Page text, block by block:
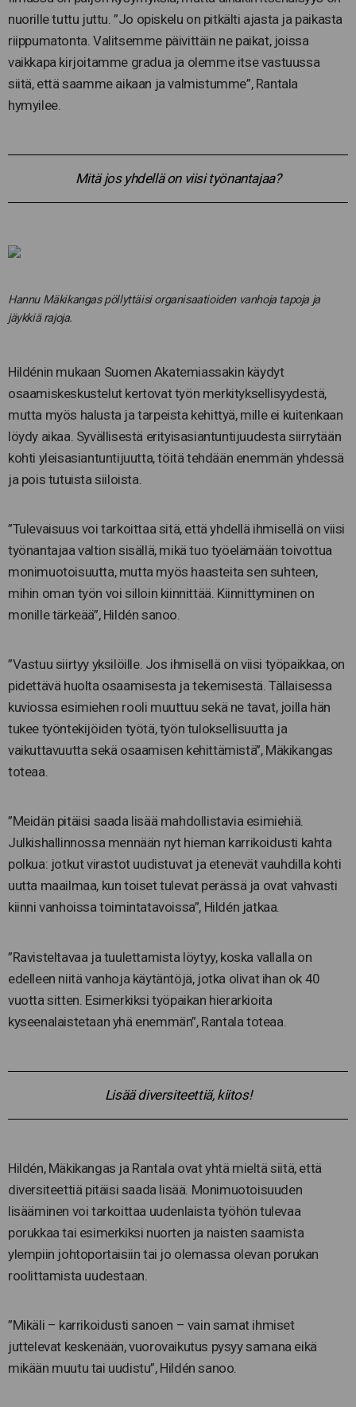
nuorille tuttu juttu. ”Jo opiskelu on pitkälti ajasta ja paikasta
riippumatonta. Valitsemme päivittäin ne paikat, joissa
vaikkapa kirjoitamme gradua ja olemme itse vastuussa
siitä, että saamme aikaan ja valmistumme”, Rantala
hymyilee.
Mitä jos yhdellä on viisi työnantajaa?
Hannu Mäkikangas pöllyttäisi organisaatioiden vanhoja tapoja ja
jäykkiä rajoja.
Hildénin mukaan Suomen Akatemiassakin käydyt
osaamiskeskustelut kertovat työn merkityksellisyydestä,
mutta myös halusta ja tarpeista kehittyä, mille ei kuitenkaan
löydy aikaa. Syvällisestä erityisasiantuntijuudesta siirrytään
kohti yleisasiantuntijuutta, töitä tehdään enemmän yhdessä
ja pois tutuista siiloista.
”Tulevaisuus voi tarkoittaa sitä, että yhdellä ihmisellä on viisi
työnantajaa valtion sisällä, mikä tuo työelämään toivottua
monimuotoisuutta, mutta myös haasteita sen suhteen,
mihin oman työn voi silloin kiinnittää. Kiinnittyminen on
monille tärkeää”, Hildén sanoo.
”Vastuu siirtyy yksilöille. Jos ihmisellä on viisi työpaikkaa, on
pidettävä huolta osaamisesta ja tekemisestä. Tällaisessa
kuviossa esimiehen rooli muuttuu sekä ne tavat, joilla hän
tukee työntekijöiden työtä, työn tuloksellisuutta ja
vaikuttavuutta sekä osaamisen kehittämistä”, Mäkikangas
toteaa.
”Meidän pitäisi saada lisää mahdollistavia esimiehiä.
Julkishallinnossa mennään nyt hieman karrikoidusti kahta
polkua: jotkut virastot uudistuvat ja etenevät vauhdilla kohti
uutta maailmaa, kun toiset tulevat perässä ja ovat vahvasti
kiinni vanhoissa toimintatavoissa”, Hildén jatkaa.
”Ravisteltavaa ja tuulettamista löytyy, koska vallalla on
edelleen niitä vanhoja käytäntöjä, jotka olivat ihan ok 40
vuotta sitten. Esimerkiksi työpaikan hierarkioita
kyseenalaistetaan yhä enemmän”, Rantala toteaa.
Lisää diversiteettiä, kiitos!
Hildén, Mäkikangas ja Rantala ovat yhtä mieltä siitä, että
diversiteettiä pitäisi saada lisää. Monimuotoisuuden
lisääminen voi tarkoittaa uudenlaista työhön tulevaa
porukkaa tai esimerkiksi nuorten ja naisten saamista
ylempiin johtoportaisiin tai jo olemassa olevan porukan
roolittamista uudestaan.
”Mikäli – karrikoidusti sanoen – vain samat ihmiset
juttelevat keskenään, vuorovaikutus pysyy samana eikä
mikään muutu tai uudistu”, Hildén sanoo.